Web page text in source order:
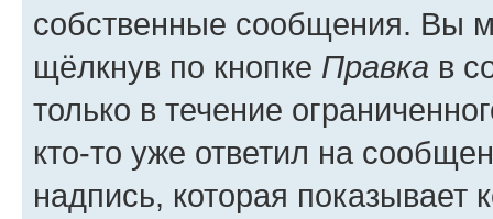
собственные сообщения. Вы
щёлкнув по кнопке Правка в
только в течение
кто-то уже ответил на
надпись, которая показывает